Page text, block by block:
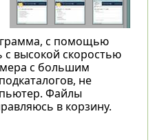
с помощью
высокой скоростью
с большим
не
Файлы
в корзину.